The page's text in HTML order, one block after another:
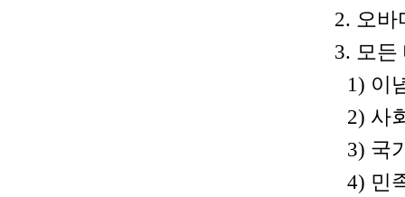
2. 오바
3. 모든
1) 이
2) 사
3) 국
4) 민